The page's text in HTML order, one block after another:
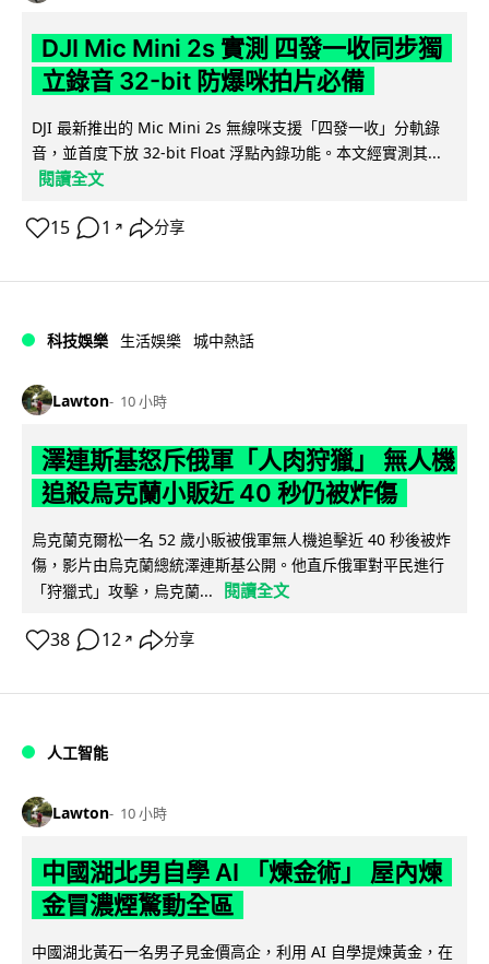
DJI Mic Mini 2s 實測 四發一收同步獨
立錄音 32-bit 防爆咪拍片必備
DJI 最新推出的 Mic Mini 2s 無線咪支援「四發一收」分軌錄
音，並首度下放 32-bit Float 浮點內錄功能。本文經實測其...
閱讀全文
15 1 ↗ 分享
科技娛樂 生活娛樂 城中熱話
Lawton 10 小時
澤連斯基怒斥俄軍「人肉狩獵」 無人機
追殺烏克蘭小販近 40 秒仍被炸傷
烏克蘭克爾松一名 52 歲小販被俄軍無人機追擊近 40 秒後被炸
傷，影片由烏克蘭總統澤連斯基公開。他直斥俄軍對平民進行
「狩獵式」攻擊，烏克蘭...
閱讀全文
38 12 ↗ 分享
人工智能
Lawton 10 小時
中國湖北男自學 AI 「煉金術」 屋內煉
金冒濃煙驚動全區
中國湖北黃石一名男子見金價高企，利用 AI 自學提煉黃金，在